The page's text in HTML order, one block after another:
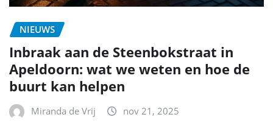
NIEUWS
Inbraak aan de Steenbokstraat in
Apeldoorn: wat we weten en hoe de
buurt kan helpen
Miranda de Vrij nov 21, 2025